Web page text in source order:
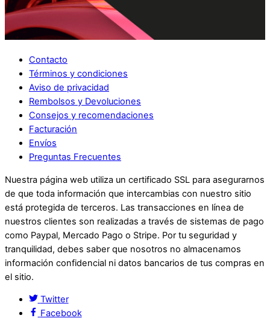
Contacto
Términos y condiciones
Aviso de privacidad
Rembolsos y Devoluciones
Consejos y recomendaciones
Facturación
Envíos
Preguntas Frecuentes
Nuestra página web utiliza un certificado SSL para asegurarnos
de que toda información que intercambias con nuestro sitio
está protegida de terceros. Las transacciones en línea de
nuestros clientes son realizadas a través de sistemas de pago
como Paypal, Mercado Pago o Stripe. Por tu seguridad y
tranquilidad, debes saber que nosotros no almacenamos
información confidencial ni datos bancarios de tus compras en
el sitio.
Twitter
Facebook